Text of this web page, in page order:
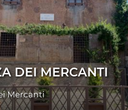
DEI MERCANTI
Mercanti